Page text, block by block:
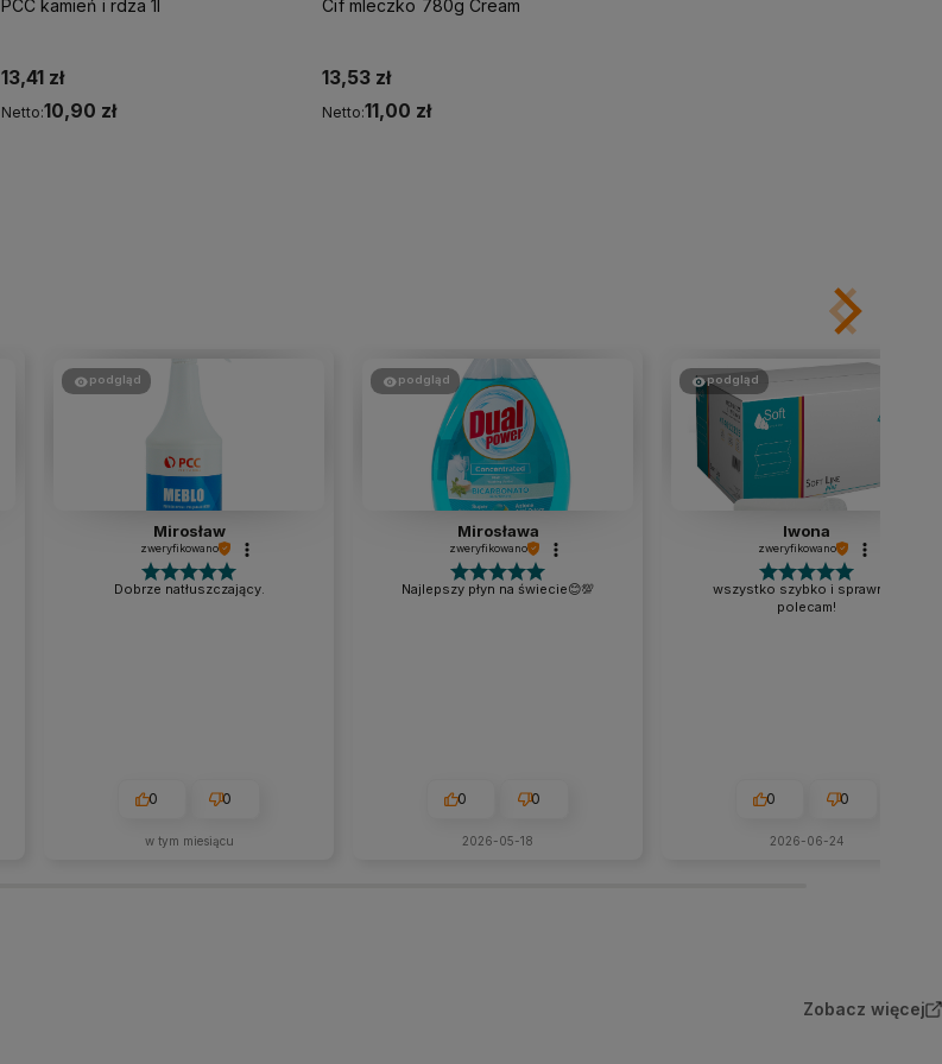
PCC kamień i rdza 1l
13,41 zł
Netto:10,90 zł
Cif mleczko 780g Cream
13,53 zł
Netto:11,00 zł
podgląd
Mirosław
zweryfikowano
Dobrze natłuszczający.
0 0
w tym miesiącu
podgląd
Mirosława
zweryfikowano
Najlepszy płyn na świecie😊💯
0 0
2026-05-18
podgląd
Iwona
zweryfikowano
wszystko szybko i sprawnie,
polecam!
0 0
2026-06-24
Zobacz więcej